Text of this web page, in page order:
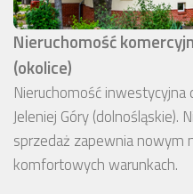
Nieruchomość
(okolice)
Nieruchomość
Jeleniej Góry (dolnośląskie).
sprzedaż zapewnia nowym
komfortowych warunkach.